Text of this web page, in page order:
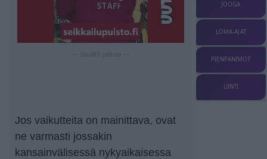
Jos vaikutteita on mainittava, ovat
ne varmasti jossakin
kansainvälisessä nykyaikaisessa
JOOGA
LOMA-AJAT
PIENPANIMOT
UINTI